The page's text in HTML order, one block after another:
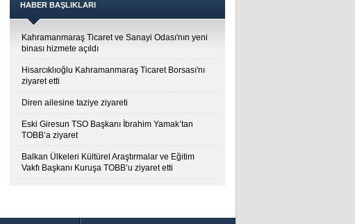
HABER BAŞLIKLARI
Kahramanmaraş Ticaret ve Sanayi Odası'nın yeni
binası hizmete açıldı
Hisarcıklıoğlu Kahramanmaraş Ticaret Borsası'nı
ziyaret etti
Diren ailesine taziye ziyareti
Eski Giresun TSO Başkanı İbrahim Yamak’tan
TOBB’a ziyaret
Balkan Ülkeleri Kültürel Araştırmalar ve Eğitim
Vakfı Başkanı Kuruşa TOBB’u ziyaret etti